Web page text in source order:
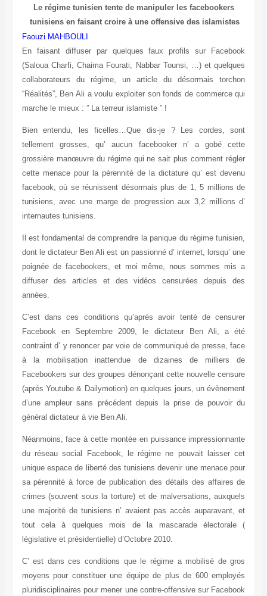
Le régime tunisien tente de manipuler les facebookers
tunisiens en faisant croire à une offensive des islamistes
Faouzi MAHBOULI
En faisant diffuser par quelques faux profils sur Facebook
(Saloua Charfi, Chaima Fourati, Nabbar Tounsi, …) et quelques
collaborateurs du régime, un article du désormais torchon
“Réalités”, Ben Ali a voulu exploiter son fonds de commerce qui
marche le mieux : ” La terreur islamiste ” !
Bien entendu, les ficelles…Que dis-je ? Les cordes, sont
tellement grosses, qu’ aucun facebooker n’ a gobé cette
grossière manœuvre du régime qui ne sait plus comment régler
cette menace pour la pérennité de la dictature qu’ est devenu
facebook, où se réunissent désormais plus de 1, 5 millions de
tunisiens, avec une marge de progression aux 3,2 millions d’
internautes tunisiens.
Il est fondamental de comprendre la panique du régime tunisien,
dont le dictateur Ben Ali est un passionné d’ internet, lorsqu’ une
poignée de facebookers, et moi même, nous sommes mis a
diffuser des articles et des vidéos censurées depuis des
années.
C’est dans ces conditions qu’après avoir tenté de censurer
Facebook en Septembre 2009, le dictateur Ben Ali, a été
contraint d’ y renoncer par voie de communiqué de presse, face
à la mobilisation inattendue de dizaines de milliers de
Facebookers sur des groupes dénonçant cette nouvelle censure
(aprés Youtube & Dailymotion) en quelques jours, un évènement
d’une ampleur sans précédent depuis la prise de pouvoir du
général dictateur à vie Ben Ali.
Néanmoins, face à cette montée en puissance impressionnante
du réseau social Facebook, le régime ne pouvait laisser cet
unique espace de liberté des tunisiens devenir une menace pour
sa pérennité à force de publication des détails des affaires de
crimes (souvent sous la torture) et de malversations, auxquels
une majorité de tunisiens n’ avaient pas accès auparavant, et
tout cela à quelques mois de la mascarade électorale (
législative et présidentielle) d’Octobre 2010.
C’ est dans ces conditions que le régime a mobilisé de gros
moyens pour constituer une équipe de plus de 600 employés
pluridisciplinaires pour mener une contre-offensive sur Facebook